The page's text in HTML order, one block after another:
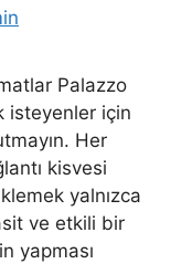
Palazzo
isteyenler için
Her
kisvesi
yalnızca
ve etkili bir
yapması